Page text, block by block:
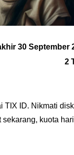
30 September
2
TIX ID. Nikmati
kuota